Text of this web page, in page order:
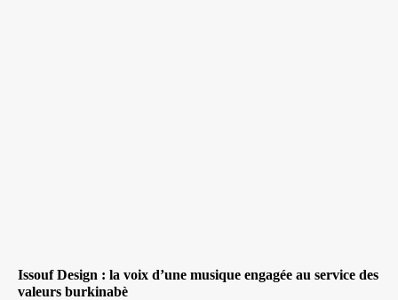
Issouf Design : la voix d’une musique engagée au service des
valeurs burkinabè